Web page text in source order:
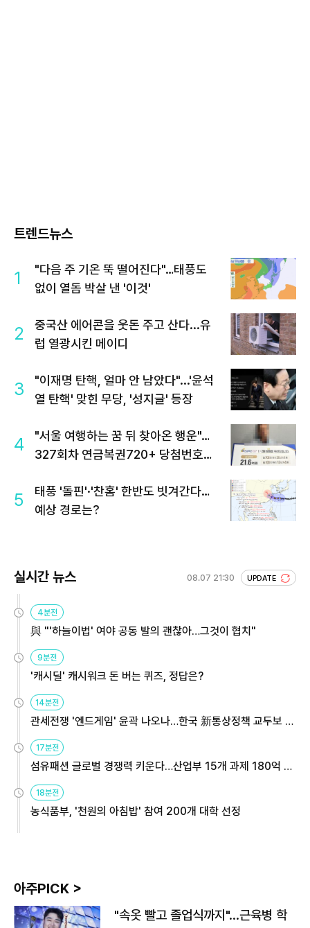
트렌드뉴스
1
"다음 주 기온 뚝 떨어진다"…태풍도
없이 열돔 박살 낸 '이것'
2
중국산 에어콘을 웃돈 주고 산다...유
럽 열광시킨 메이디
3
"이재명 탄핵, 얼마 안 남았다"...'윤석
열 탄핵' 맞힌 무당, '성지글' 등장
4
"서울 여행하는 꿈 뒤 찾아온 행운"…
327회차 연금복권720+ 당첨번호조
5
태풍 '돌핀'·'찬홈' 한반도 빗겨간다…
예상 경로는?
실시간 뉴스 08.07 21:30 UPDATE
4분전
與 "'하늘이법' 여야 공동 발의 괜찮아…그것이 협치"
9분전
'캐시딜' 캐시워크 돈 버는 퀴즈, 정답은?
14분전
관세전쟁 '엔드게임' 윤곽 나오나…한국 新통상정책 교두보 활
용해야
17분전
섬유패션 글로벌 경쟁력 키운다…산업부 15개 과제 180억 지
원
18분전
농식품부, '천원의 아침밥' 참여 200개 대학 선정
아주PICK >
"속옷 빨고 졸업식까지"…근육병 학